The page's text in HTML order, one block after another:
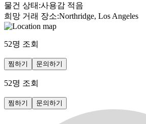
물건 상태 :사용감 적음
희망 거래 장소:Northridge, Los Angeles
52명 조회
찜하기 문의하기
52명 조회
찜하기 문의하기